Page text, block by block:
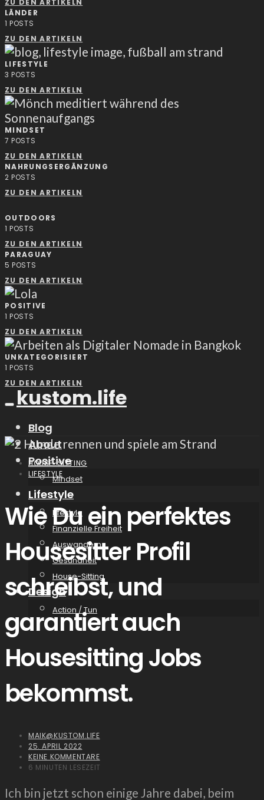
LÄNDER
1 POSTS
ZU DEN ARTIKELN
LIFESTYLE
3 POSTS
ZU DEN ARTIKELN
MINDSET
7 POSTS
ZU DEN ARTIKELN
NAHRUNGSERGÄNZUNG
2 POSTS
ZU DEN ARTIKELN
OUTDOORS
1 POSTS
ZU DEN ARTIKELN
PARAGUAY
5 POSTS
ZU DEN ARTIKELN
POSITIVE
1 POSTS
ZU DEN ARTIKELN
UNKATEGORISIERT
1 POSTS
ZU DEN ARTIKELN
kustom.life
Blog
About
Positive
Mindset
Lifestyle
Lifestyle
Finanzielle Freiheit
Auswandern
Gesundheit
House-Sitting
Design
Action / Tun
HOUSE-SITTING
LIFESTYLE
Wie Du ein perfektes
Housesitter Profil
schreibst, und
garantiert auch
Housesitting Jobs
bekommst.
MAIK@KUSTOM.LIFE
25. APRIL 2022
KEINE KOMMENTARE
6 MINUTEN LESEZEIT
Ich bin jetzt schon einige Jahre dabei, beim